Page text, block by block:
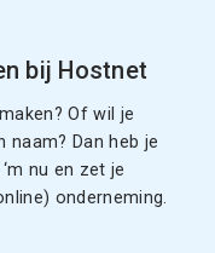
bij Hostnet
Of wil je
naam? Dan heb je
nu en zet je
onderneming.